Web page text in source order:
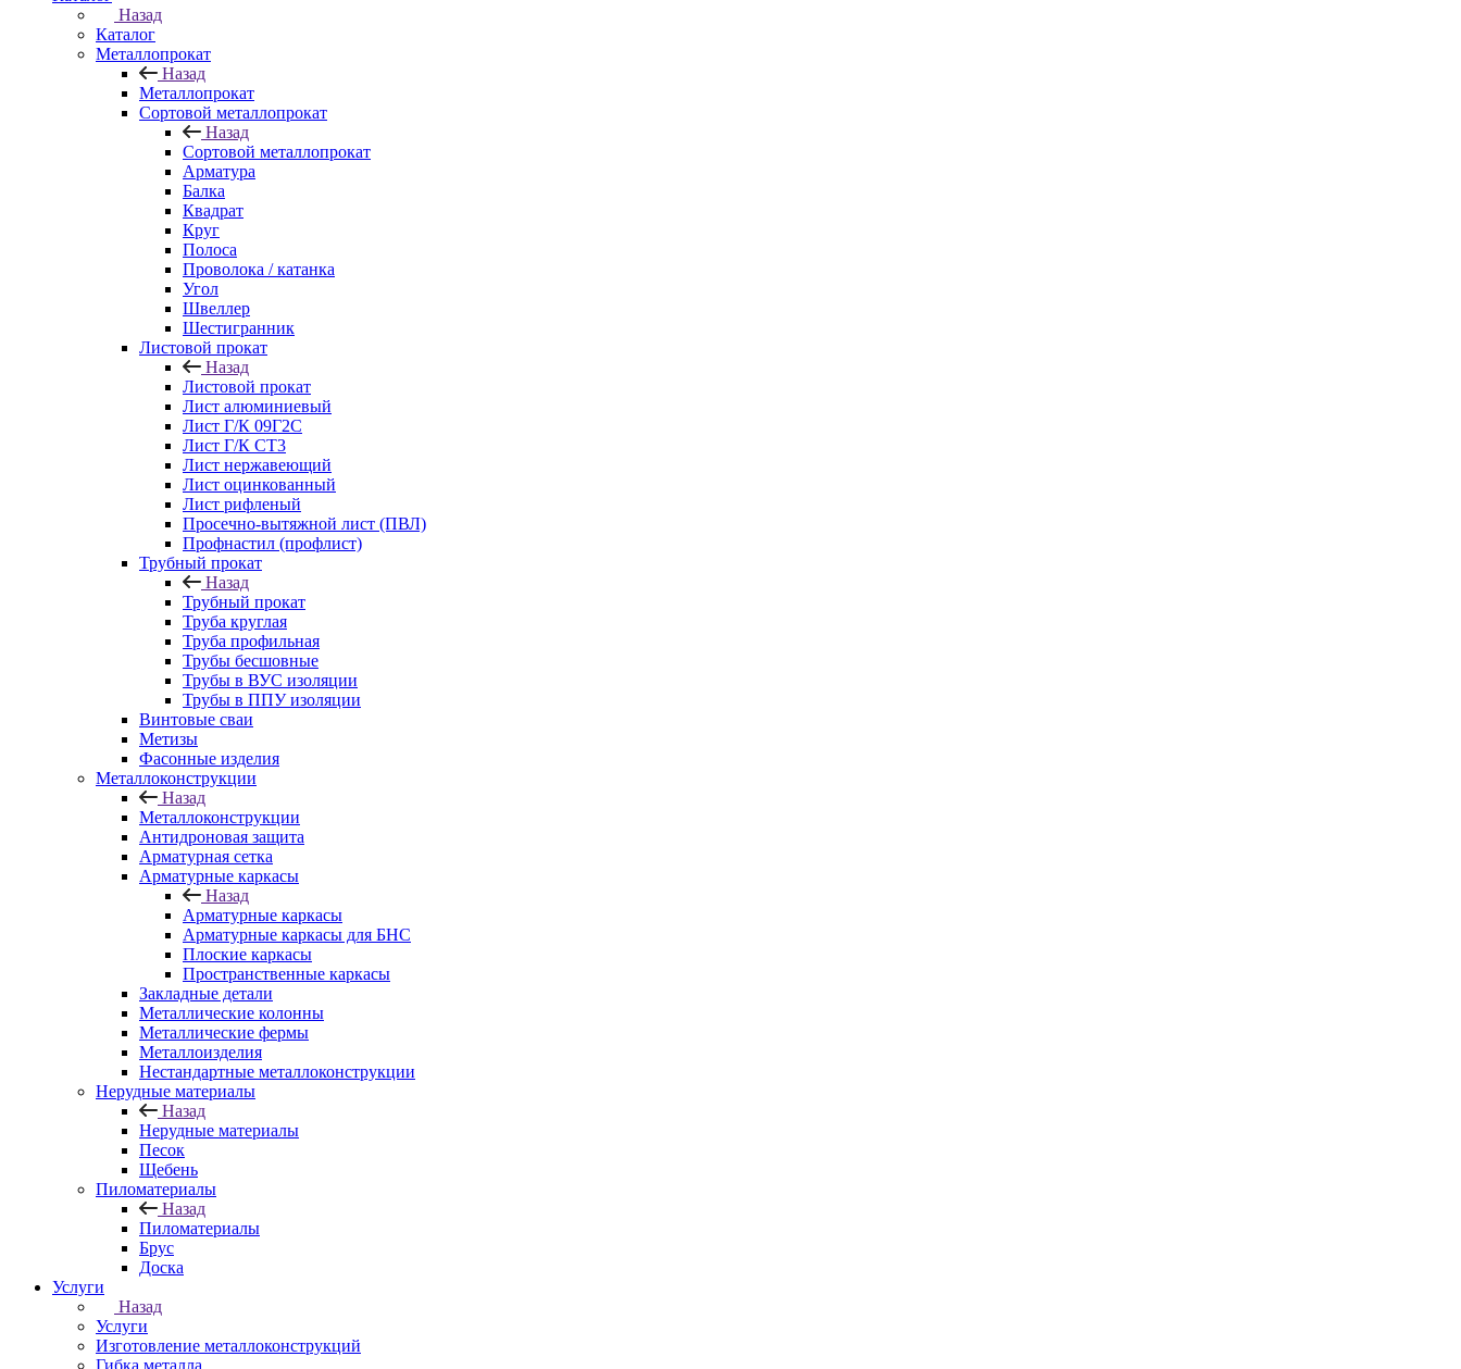
Назад
Каталог
Металлопрокат
Назад
Металлопрокат
Сортовой металлопрокат
Назад
Сортовой металлопрокат
Арматура
Балка
Квадрат
Круг
Полоса
Проволока / катанка
Угол
Швеллер
Шестигранник
Листовой прокат
Назад
Листовой прокат
Лист алюминиевый
Лист Г/К 09Г2С
Лист Г/К СТ3
Лист нержавеющий
Лист оцинкованный
Лист рифленый
Просечно-вытяжной лист (ПВЛ)
Профнастил (профлист)
Трубный прокат
Назад
Трубный прокат
Труба круглая
Труба профильная
Трубы бесшовные
Трубы в ВУС изоляции
Трубы в ППУ изоляции
Винтовые сваи
Метизы
Фасонные изделия
Металлоконструкции
Назад
Металлоконструкции
Антидроновая защита
Арматурная сетка
Арматурные каркасы
Назад
Арматурные каркасы
Арматурные каркасы для БНС
Плоские каркасы
Пространственные каркасы
Закладные детали
Металлические колонны
Металлические фермы
Металлоизделия
Нестандартные металлоконструкции
Нерудные материалы
Назад
Нерудные материалы
Песок
Щебень
Пиломатериалы
Назад
Пиломатериалы
Брус
Доска
Услуги
Назад
Услуги
Изготовление металлоконструкций
Гибка металла